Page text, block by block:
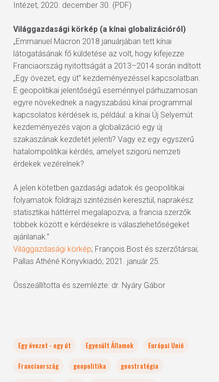
Intézet; 2020. december 30. (PDF)
Világgazdasági körkép (a kínai globalizációról)
„Emmanuel Macron 2018 januárjában tett kínai
látogatásának fő küldetése az volt, hogy kifejezze
Franciaország nyitottságát a 2013–2014 során indított
„Egy övezet, egy út” kezdeményezéssel kapcsolatban.
E geopolitikai jelentőségű eseménnyel párhuzamosan
egyre növekednek a nagyszabású kínai programmal
kapcsolatos kérdések is, például: a kínai Új Selyemút
kezdeményezés vajon a globalizáció egy új
szakaszának kezdetét jelenti? Vagy ez egy egyszerű
hatalompolitikai kérdés, amelyet szigorú nemzeti
érdekek vezérelnek?
A jelen kötetben gazdasági adatok és geopolitikai
folyamatok földrajzi szintézisén keresztül, naprakész
statisztikai háttérrel megalapozva, a francia szerzők
többek között e kérdésekre is válaszlehetőségeket
ajánlanak.”
Világgazdasági körkép; François Bost és szerzőtársai;
Pallas Athéné Könyvkiadó; 2021. január 25.
Összeállította és szemlézte: dr. Nyáry Gábor
Egy övezet - egy út Egyesült Államok
Európai Unió
Franciaország
geopolitika
geostratégia